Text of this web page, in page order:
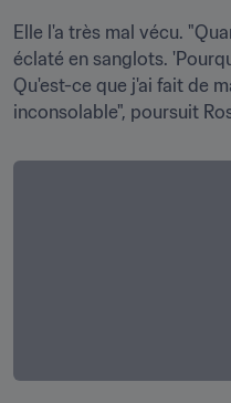
Elle l'a très mal vécu.
éclaté en sanglots.
Qu'est-ce que j'ai fait de
inconsolable", poursuit